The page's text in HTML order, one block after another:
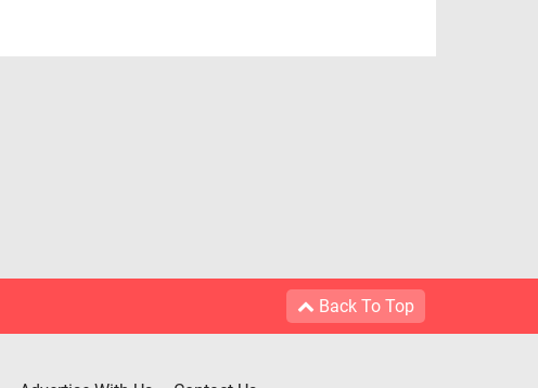
Back To Top